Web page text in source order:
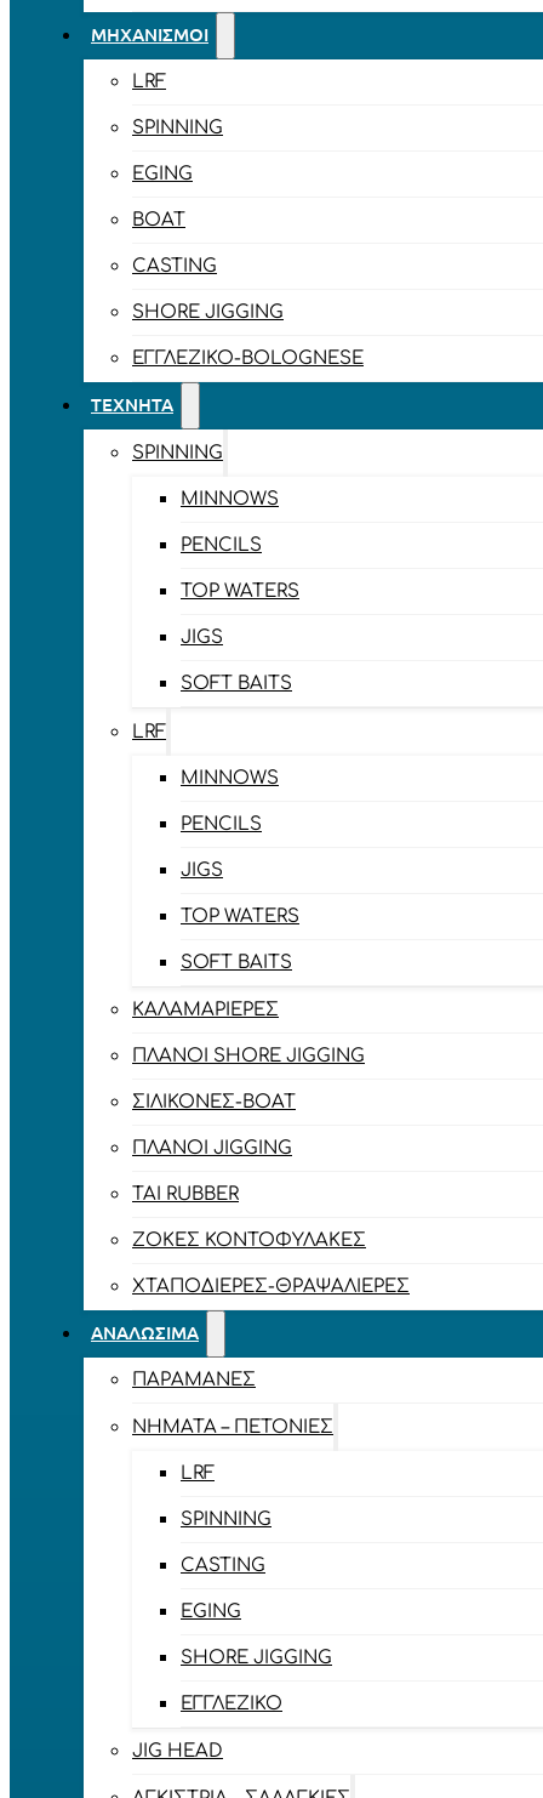
ΜΗΧΑΝΙΣΜΟΊ
LRF
SPINNING
EGING
BOAT
CASTING
SHORE JIGGING
ΕΓΓΛΈΖΙΚΟ-BOLOGNESE
ΤΕΧΝΗΤΆ
SPINNING
MINNOWS
PENCILS
TOP WATERS
JIGS
SOFT BAITS
LRF
MINNOWS
PENCILS
JIGS
TOP WATERS
SOFT BAITS
ΚΑΛΑΜΑΡΙΈΡΕΣ
ΠΛΆΝΟΙ SHORE JIGGING
ΣΙΛΙΚΌΝΕΣ-BOAT
ΠΛΆΝΟΙ JIGGING
TAI RUBBER
ΖΌΚΕΣ ΚΟΝΤΟΦΎΛΑΚΕΣ
ΧΤΑΠΟΔΙΈΡΕΣ-ΘΡΑΨΑΛΙΈΡΕΣ
ΑΝΑΛΏΣΙΜΑ
ΠΑΡΑΜΆΝΕΣ
ΝΉΜΑΤΑ – ΠΕΤΟΝΙΈΣ
LRF
SPINNING
CASTING
EGING
SHORE JIGGING
ΕΓΓΛΈΖΙΚΟ
JIG HEAD